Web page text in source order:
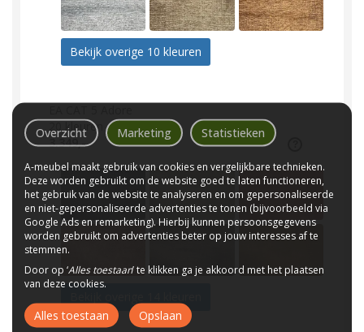
Bekijk overige 10 kleuren
20 kleuren
3.349,-
Overzicht Marketing Statistieken
A-meubel maakt gebruik van cookies en vergelijkbare technieken.
Deze worden gebruikt om de website goed te laten functioneren,
het gebruik van de website te analyseren en om gepersonaliseerde
en niet-gepersonaliseerde advertenties te tonen (bijvoorbeeld via
Google Ads en remarketing). Hierbij kunnen persoonsgegevens
worden gebruikt om advertenties beter op jouw interesses af te
stemmen.
Door op ‘Alles toestaan’ te klikken ga je akkoord met het plaatsen
van deze cookies.
Alles toestaan Opslaan